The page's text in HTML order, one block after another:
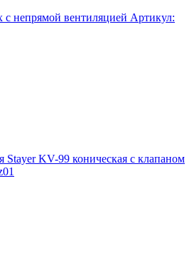
непрямой вентиляцией Артикул:
KV-99 коническая с клапаном